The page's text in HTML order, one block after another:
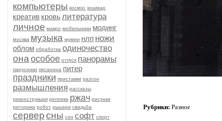
компьютеры космос кошмар
креатив кровьлитература
личное макро мобильники модинг
москва музыка мумии нлп ножи
облом обработка одиночество
она особое отпуск панорамы
парусники писанина питер
праздники приставки разгон
размышления рассказы
реконструкция реплика ржач рисунки
риторика робот рыцари свадьба
серверсны сон софт спорт
Рубрики: Разное